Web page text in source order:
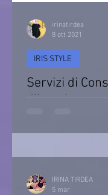
Servizi di
d’Imagine e
IRIS STYLE
irinatirdea
8 ott 2021
IRINA TIRDEA
5 mar